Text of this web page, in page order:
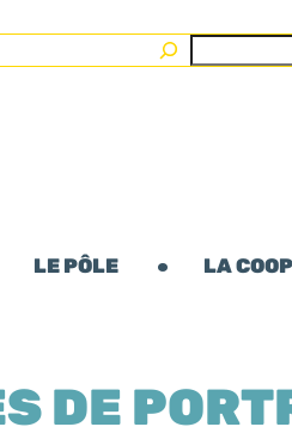
LE PÔLE LA
DE